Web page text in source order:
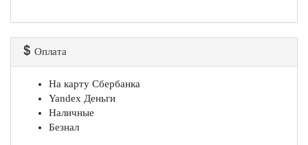
Оплата
На карту Сбербанка
Yandex Деньги
Наличные
Безнал